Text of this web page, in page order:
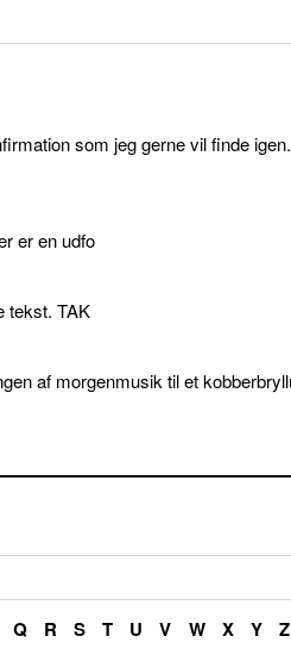
som jeg gerne vil finde
er en udfo
tekst. TAK
af morgenmusik til et
Q R S T U V W X Y Z